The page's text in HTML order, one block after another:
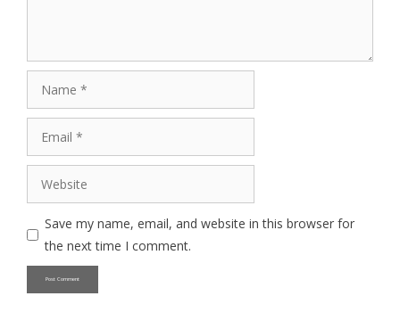
Website
Save my name, email, and website in this browser for
the next time I comment.